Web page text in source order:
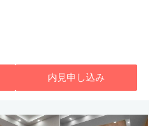
内見申し込み